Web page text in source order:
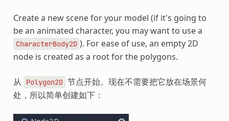
Create a new scene for your model (if it's going to
be an animated character, you may want to use a
CharacterBody2D ). For ease of use, an empty 2D
node is created as a root for the polygons.
从 Polygon2D 节点开始。现在不需要把它放在场景何
处，所以简单创建如下：